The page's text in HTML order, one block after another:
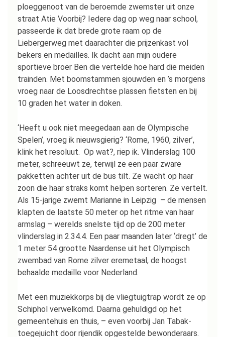
ploeggenoot van de beroemde zwemster uit onze
straat Atie Voorbij? Iedere dag op weg naar school,
passeerde ik dat brede grote raam op de
Liebergerweg met daarachter die prijzenkast vol
bekers en medailles. Ik dacht aan mijn oudere
sportieve broer Ben die vertelde hoe hard die meiden
trainden. Met boomstammen sjouwden en ’s morgens
vroeg naar de Loosdrechtse plassen fietsten en bij
10 graden het water in doken.
‘Heeft u ook niet meegedaan aan de Olympische
Spelen’, vroeg ik nieuwsgierig? ‘Rome, 1960, zilver’,
klink het resoluut. Op wat?, riep ik. Vlinderslag 100
meter, schreeuwt ze, terwijl ze een paar zware
pakketten achter uit de bus tilt. Ze wacht op haar
zoon die haar straks komt helpen sorteren. Ze vertelt.
Als 15-jarige zwemt Marianne in Leipzig – de mensen
klapten de laatste 50 meter op het ritme van haar
armslag – werelds snelste tijd op de 200 meter
vlinderslag in 2.34.4. Een paar maanden later ‘dregt’ de
1 meter 54 grootte Naardense uit het Olympisch
zwembad van Rome zilver eremetaal, de hoogst
behaalde medaille voor Nederland.
Met een muziekkorps bij de vliegtuigtrap wordt ze op
Schiphol verwelkomd. Daarna gehuldigd op het
gemeentehuis en thuis, – even voorbij Jan Tabak-
toegejuicht door rijendik opgestelde bewonderaars.